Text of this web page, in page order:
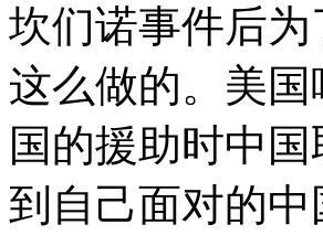
坎们诺事件后
这么做的。美
国的援助时中
到自己面对的